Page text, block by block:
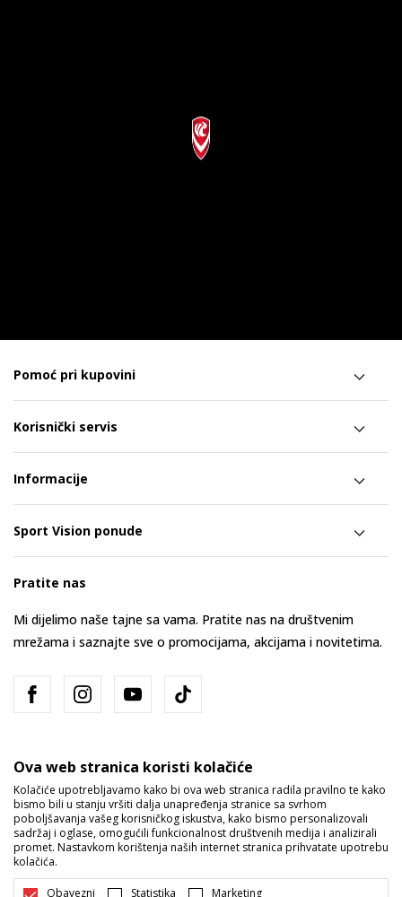
Pomoć pri kupovini
Korisnički servis
Informacije
Sport Vision ponude
Pratite nas
Mi dijelimo naše tajne sa vama. Pratite nas na društvenim
mrežama i saznajte sve o promocijama, akcijama i novitetima.
Bosna i Hercegovina Promijenite
Ova web stranica koristi kolačiće
Kolačiće upotrebljavamo kako bi ova web stranica radila pravilno te kako
bismo bili u stanju vršiti dalja unapređenja stranice sa svrhom
poboljšavanja vašeg korisničkog iskustva, kako bismo personalizovali
sadržaj i oglase, omogućili funkcionalnost društvenih medija i analizirali
promet. Nastavkom korištenja naših internet stranica prihvatate upotrebu
kolačića.
Obavezni Statistika Marketing